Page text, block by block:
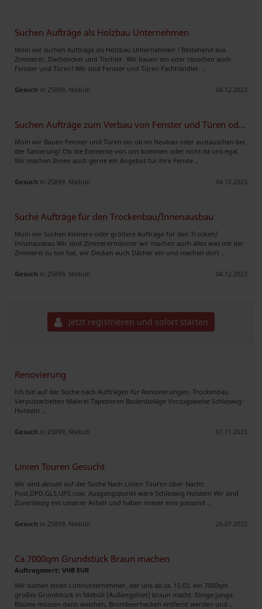
Suchen Aufträge als Holzbau Unternehmen
Moin wir suchen Aufträge als Holzbau Unternehmen ! Bestehend aus
Zimmerer, Dachdecker und Tischler. Wir bauen ein oder tauschen auch
Fenster und Türen! Wir sind Fenster und Türen Fachhändler. ..
Gesuch in 25899, Niebüll 04.12.2023
Suchen Aufträge zum Verbau von Fenster und Türen oder verkauf
Moin wir Bauen Fenster und Türen ein ob im Neubau oder austauschen bei
der Sanierung! Ob die Elemente von uns kommen oder nicht ist uns egal.
Wir machen Ihnen auch gerne ein Angebot für ihre Fenste ..
Gesuch in 25899, Niebüll 04.12.2023
Suche Aufträge für den Trockenbau/Innenausbau
Moin wir Suchen kleinere oder größere Aufträge für den Trocken/
Innenausbau Wir sind Zimmerermänner wir machen auch alles was mit der
Zimmerei zu tun hat. wir Decken auch Dächer ein und machen dort ..
Gesuch in 25899, Niebüll 04.12.2023
Jetzt registrieren und sofort starten
Renovierung
Ich bin auf der Suche nach Aufträgen für Renovierungen. Trockenbau
Verputzarbeiten Malerei Tapezieren Bodenbeläge Vorzugsweise Schleswig-
Holstein ..
Gesuch in 25899, Niebüll 01.11.2023
Linien Touren Gesucht
Wir sind aktuell auf der Suche Nach Linien Touren über Nacht:
Post,DPD,GLS,UPS usw. Ausgangspunkt wäre Schleswig Holstein Wir sind
Zuverlässig mit unserer Arbeit und haben immer eine passend ..
Gesuch in 25899, Niebüll 26.07.2023
Ca.7000qm Grundstück Braun machen
Auftragswert: VHB EUR
Wir suchen einen Lohnunternehmer, der uns ab ca. 15.03. ein 7000qm
großes Grundstück in Niebüll (Außengebiet) braun macht. Einige junge
Bäume müssen dann weichen, Brombeerhecken entfernt werden und ..